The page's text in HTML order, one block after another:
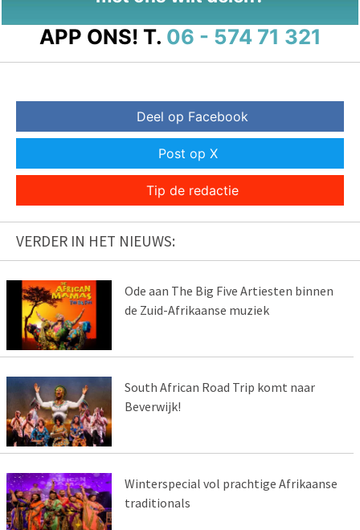
APP ONS! T. 06 - 574 71 321
Deel op Facebook
Post op X
Tip de redactie
VERDER IN HET NIEUWS:
Ode aan The Big Five Artiesten binnen
de Zuid-Afrikaanse muziek
South African Road Trip komt naar
Beverwijk!
Winterspecial vol prachtige Afrikaanse
traditionals